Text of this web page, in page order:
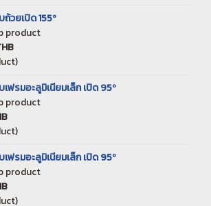
วยเปิด 155º
product
ฟรมอะลูมิเนียมเล็ก เปิด 95º
product
ฟรมอะลูมิเนียมเล็ก เปิด 95º
product